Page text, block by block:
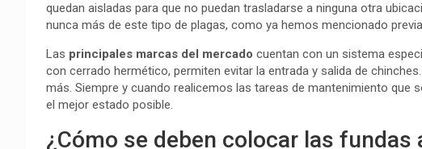
quedan aisladas para que no puedan trasladarse a ninguna otra
nunca más de este tipo de plagas, como ya hemos mencionado
Las principales marcas del mercado cuentan con un sistema
con cerrado hermético, permiten evitar la entrada y salida de
más. Siempre y cuando realicemos las tareas de mantenimiento que
el mejor estado posible.
¿Cómo se deben colocar las fundas